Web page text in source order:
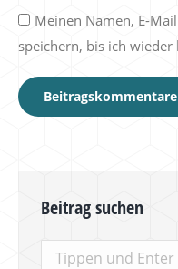
Meinen Namen, E-
speichern, bis ich
Beitragskommentare
Beitrag suchen
Search: